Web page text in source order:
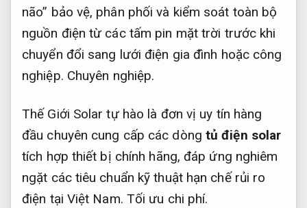
não” bảo vệ, phân phối và kiểm soát toàn bộ
nguồn điện từ các tấm pin mặt trời trước khi
chuyển đổi sang lưới điện gia đình hoặc công
nghiệp. Chuyên nghiệp.
Thế Giới Solar tự hào là đơn vị uy tín hàng
đầu chuyên cung cấp các dòng tủ điện solar
tích hợp thiết bị chính hãng, đáp ứng nghiêm
ngặt các tiêu chuẩn kỹ thuật hạn chế rủi ro
điện tại Việt Nam. Tối ưu chi phí.